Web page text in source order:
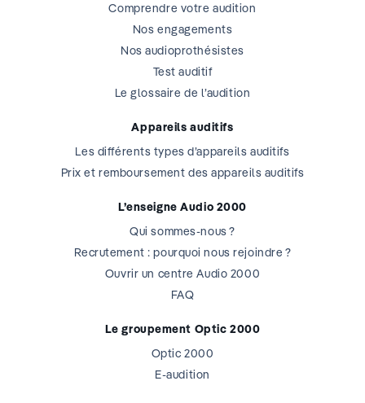
Comprendre votre audition
Nos engagements
Nos audioprothésistes
Test auditif
Le glossaire de l’audition
Appareils auditifs
Les différents types d’appareils auditifs
Prix et remboursement des appareils auditifs
L’enseigne Audio 2000
Qui sommes-nous ?
Recrutement : pourquoi nous rejoindre ?
Ouvrir un centre Audio 2000
FAQ
Le groupement Optic 2000
Optic 2000
E-audition